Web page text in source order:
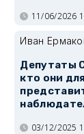
11/06/2026
Иван
Депутаты
кто они
03/12/2025